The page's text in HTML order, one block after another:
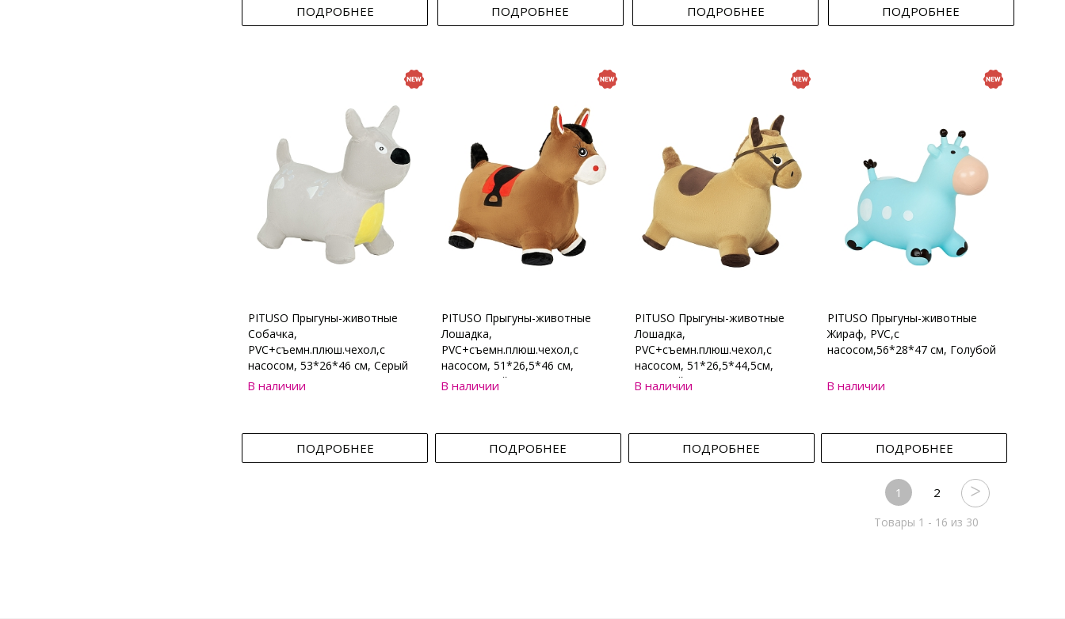
ПОДРОБНЕЕ ПОДРОБНЕЕ ПОДРОБНЕЕ ПОДРОБНЕЕ
PITUSO Прыгуны-животные
Собачка,
PVC+съемн.плюш.чехол,с
насосом, 53*26*46 см, Серый
В наличии
ПОДРОБНЕЕ
PITUSO Прыгуны-животные
Лошадка,
PVC+съемн.плюш.чехол,с
насосом, 51*26,5*46 см,
Коричневый
В наличии
ПОДРОБНЕЕ
PITUSO Прыгуны-животные
Лошадка,
PVC+съемн.плюш.чехол,с
насосом, 51*26,5*44,5см,
Бежевый
В наличии
ПОДРОБНЕЕ
PITUSO Прыгуны-животные
Жираф, PVC,с
насосом,56*28*47 см, Голубой
В наличии
ПОДРОБНЕЕ
1 2
Товары 1 - 16 из 30